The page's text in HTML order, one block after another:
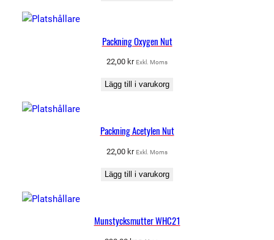
Packning Oxygen Nut
22,00 kr Exkl. Moms
Lägg till i varukorg
Packning Acetylen Nut
22,00 kr Exkl. Moms
Lägg till i varukorg
Munstycksmutter WHC21